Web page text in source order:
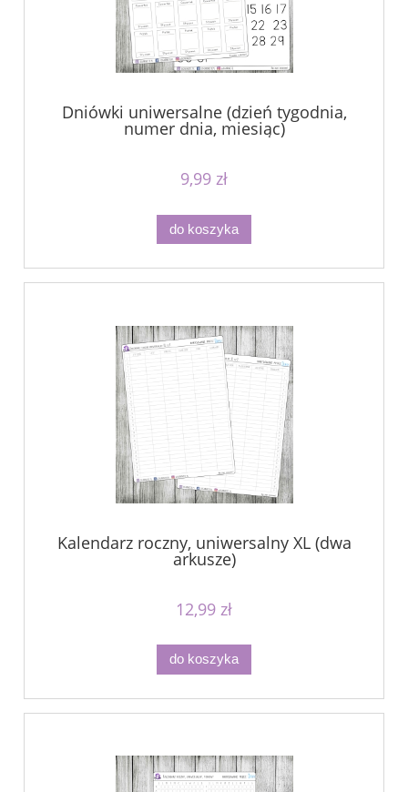
Dniówki uniwersalne (dzień tygodnia,
numer dnia, miesiąc)
9,99 zł
do koszyka
Kalendarz roczny, uniwersalny XL (dwa
arkusze)
12,99 zł
do koszyka